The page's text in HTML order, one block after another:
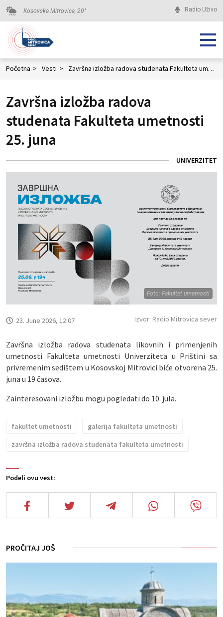
Kosovska Mitrovica, 20° Radio Uživo
Početna > Vesti > Završna izložba radova studenata Fakulteta umetnosti 25. juna
Završna izložba radova
studenata Fakulteta umetnosti
25. juna
UNIVERZITET
Foto: Fakultet umetnosti
Podeli ovu vest:
23. June 2026, 12:07 Izvor: Radio Mitrovica sever
Završna izložba radova studenata likovnih i primenjenih
umetnosti Fakulteta umetnosti Univerziteta u Prištini sa
privremenim sedištem u Kosovskoj Mitrovici biće otvorena 25.
juna u 19 časova.
Zainteresovani izložbu mogu pogledati do 10. jula.
fakultet umetnosti
galerija fakulteta umetnosti
završna izložba radova studenata fakulteta umetnosti
PROČITAJ JOŠ